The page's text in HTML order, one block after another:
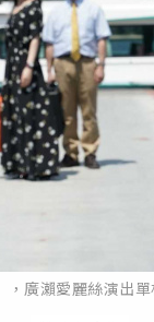
廣瀨愛麗絲演出